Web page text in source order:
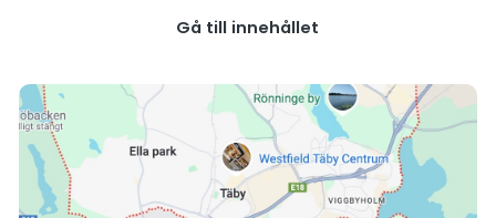
Gå till innehållet